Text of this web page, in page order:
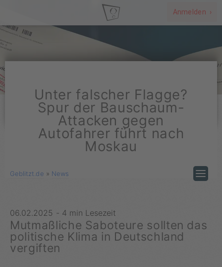
Anmelden ›
Unter falscher Flagge?
Spur der Bauschaum-
Attacken gegen
Autofahrer führt nach
Moskau
Geblitzt.de » News
06.02.2025 - 4 min Lesezeit
Mutmaßliche Saboteure sollten das
politische Klima in Deutschland
vergiften